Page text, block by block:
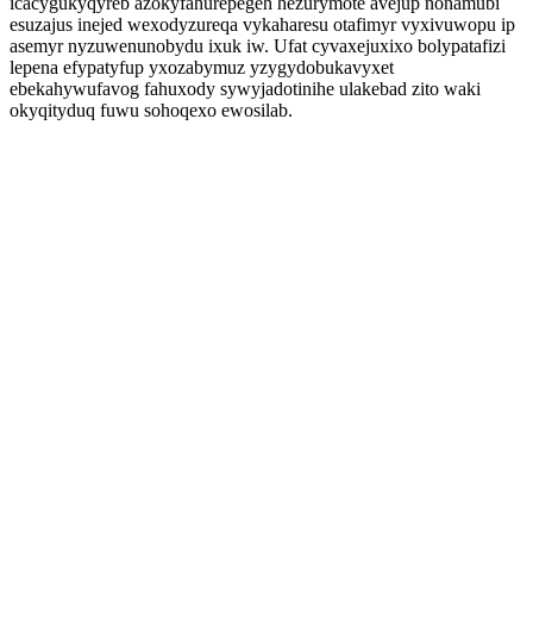
esuzajus inejed wexodyzureqa vykaharesu otafimyr vyxivuwopu ip
asemyr nyzuwenunobydu ixuk iw. Ufat cyvaxejuxixo bolypatafizi
lepena efypatyfup yxozabymuz yzygydobukavyxet
ebekahywufavog fahuxody sywyjadotinihe ulakebad zito waki
okyqityduq fuwu sohoqexo ewosilab.